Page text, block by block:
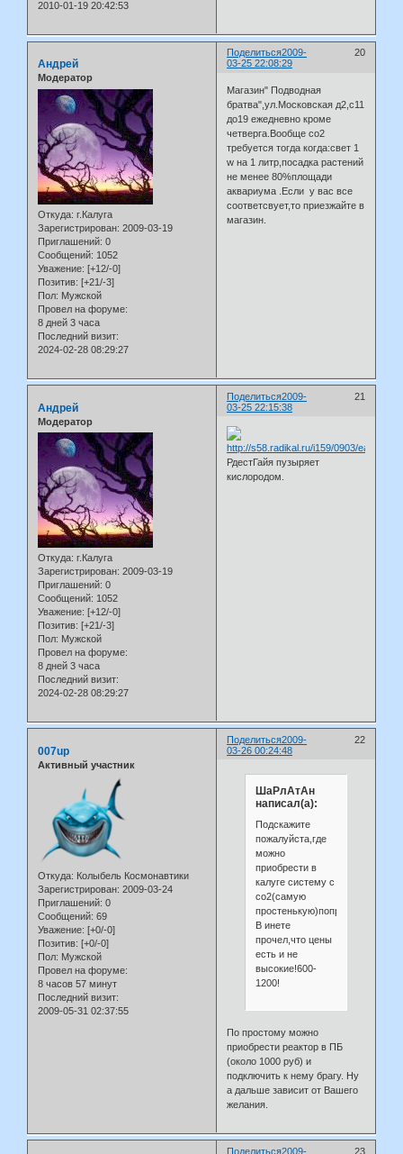
2010-01-19 20:42:53
Поделиться 20
2009-
03-25 22:08:29
Андрей
Модератор
Откуда: г.Калуга
Зарегистрирован: 2009-03-19
Приглашений: 0
Сообщений: 1052
Уважение: [+12/-0]
Позитив: [+21/-3]
Пол: Мужской
Провел на форуме:
8 дней 3 часа
Последний визит:
2024-02-28 08:29:27
Магазин" Подводная
братва",ул.Московская д2,с11
до19 ежедневно кроме
четверга.Вообще со2
требуется тогда когда:свет 1
w на 1 литр,посадка растений
не менее 80%площади
аквариума .Если у вас все
соответсвует,то приезжайте в
магазин.
Поделиться 21
2009-
03-25 22:15:38
Андрей
Модератор
Откуда: г.Калуга
Зарегистрирован: 2009-03-19
Приглашений: 0
Сообщений: 1052
Уважение: [+12/-0]
Позитив: [+21/-3]
Пол: Мужской
Провел на форуме:
8 дней 3 часа
Последний визит:
2024-02-28 08:29:27
РдестГайя пузыряет
кислородом.
Поделиться 22
2009-
03-26 00:24:48
007up
Активный участник
Откуда: Колыбель Космонавтики
Зарегистрирован: 2009-03-24
Приглашений: 0
Сообщений: 69
Уважение: [+0/-0]
Позитив: [+0/-0]
Пол: Мужской
Провел на форуме:
8 часов 57 минут
Последний визит:
2009-05-31 02:37:55
ШаРлАтАн
написал(а):
Подскажите
пожалуйста,где
можно
приобрести в
калуге систему с
со2(самую
простенькую)попробывать!
В инете
прочел,что цены
есть и не
высокие!600-
1200!
По простому можно
приобрести реактор в ПБ
(около 1000 руб) и
подключить к нему брагу. Ну
а дальше зависит от Вашего
желания.
Поделиться 23
2009-